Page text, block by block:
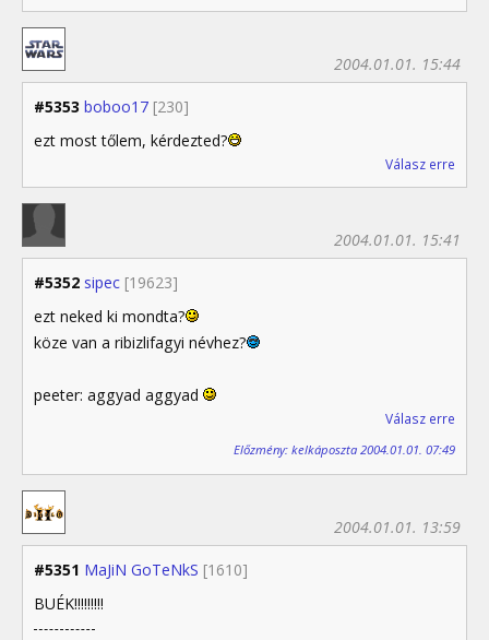
#5353 boboo17 [230]
2004.01.01. 15:44
ezt most tőlem, kérdezted?
Válasz erre
#5352 sipec [19623]
2004.01.01. 15:41
ezt neked ki mondta?
köze van a ribizlifagyi névhez?
peeter: aggyad aggyad
Válasz erre
Előzmény: kelkáposzta 2004.01.01. 07:49
#5351 MaJiN GoTeNkS [1610]
2004.01.01. 13:59
BUÉK!!!!!!!!!